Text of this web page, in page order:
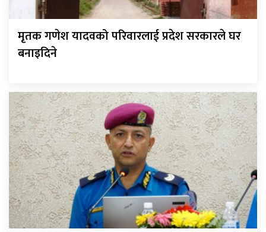
मृतक गणेश यादवको परिवारलाई प्रदेश सरकारले घर
बनाइदिने